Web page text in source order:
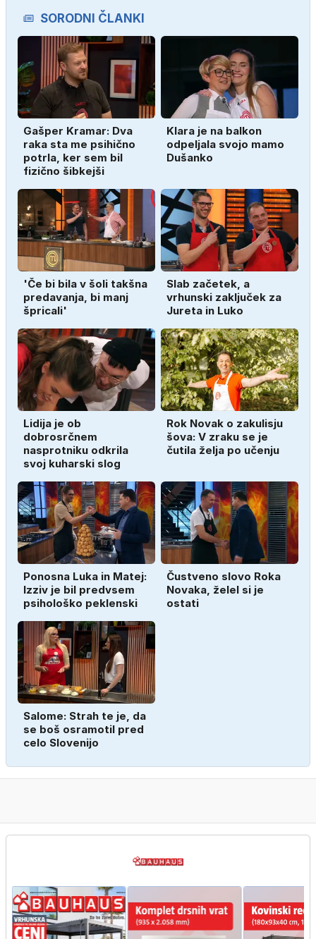
SORODNI ČLANKI
Gašper Kramar: Dva
raka sta me psihično
potrla, ker sem bil
fizično šibkejši
Klara je na balkon
odpeljala svojo mamo
Dušanko
'Če bi bila v šoli takšna
predavanja, bi manj
špricali'
Slab začetek, a
vrhunski zaključek za
Jureta in Luko
Lidija je ob
dobrosrčnem
nasprotniku odkrila
svoj kuharski slog
Rok Novak o zakulisju
šova: V zraku se je
čutila želja po učenju
Ponosna Luka in Matej:
Izziv je bil predvsem
psihološko peklenski
Čustveno slovo Roka
Novaka, želel si je
ostati
Salome: Strah te je, da
se boš osramotil pred
celo Slovenijo